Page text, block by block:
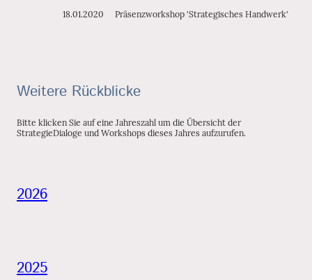
18.01.2020 Präsenzworkshop 'Strategisches Handwerk'
Weitere Rückblicke
Bitte klicken Sie auf eine Jahreszahl um die Übersicht der
StrategieDialoge und Workshops dieses Jahres aufzurufen.
2026
2025